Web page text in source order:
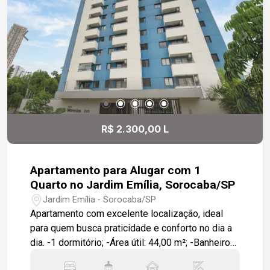
R$ 2.300,00 L
Apartamento para Alugar com 1
Quarto no Jardim Emília, Sorocaba/SP
Jardim Emília - Sorocaba/SP
Apartamento com excelente localização, ideal
para quem busca praticidade e conforto no dia a
dia. -1 dormitório; -Área útil: 44,00 m²; -Banheiro